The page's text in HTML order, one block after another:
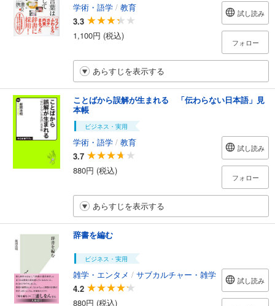
学術・語学 / 教育
3.3
1,100円 (税込)
試し読み
フォロー
あらすじを表示する
ことばから誤解が生まれる 「伝わらない日本語」見
本帳
ビジネス・実用
学術・語学 / 教育
3.7
880円 (税込)
試し読み
フォロー
あらすじを表示する
辞書を編む
ビジネス・実用
雑学・エンタメ / サブカルチャー・雑学
4.2
880円 (税込)
試し読み